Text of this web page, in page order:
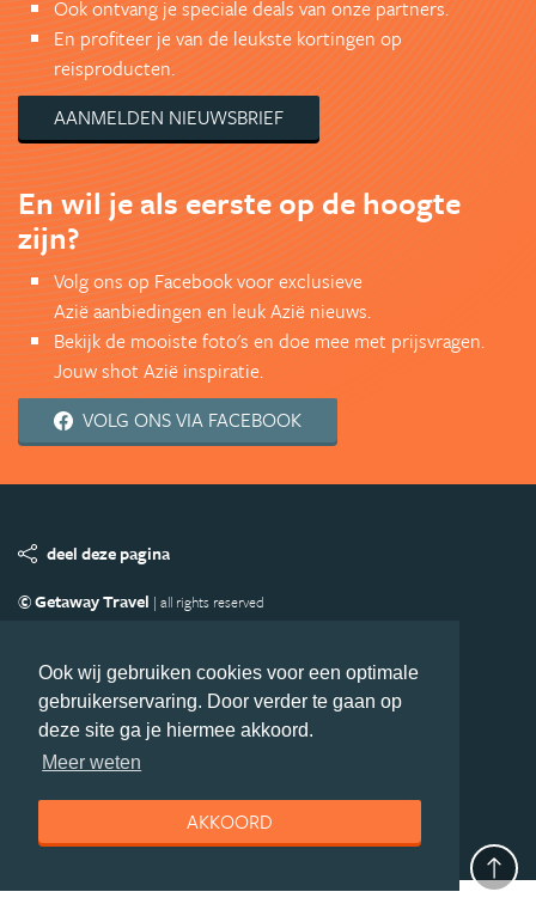
Ook wij gebruiken cookies voor een optimale
gebruikerservaring. Door verder te gaan op
deze site ga je hiermee akkoord.
Meer weten
AKKOORD
Ook ontvang je speciale deals van onze partners.
En profiteer je van de leukste kortingen op
reisproducten.
AANMELDEN NIEUWSBRIEF
En wil je als eerste op de hoogte
zijn?
Volg ons op Facebook voor exclusieve
Azië aanbiedingen en leuk Azië nieuws.
Bekijk de mooiste foto's en doe mee met prijsvragen.
Jouw shot Azië inspiratie.
VOLG ONS VIA FACEBOOK
deel deze pagina
© Getaway Travel | all rights reserved
Copyright
Privacy statement Disclaimer
Cookies
Volg Azie.nl
Nieuwsbrief
Facebook